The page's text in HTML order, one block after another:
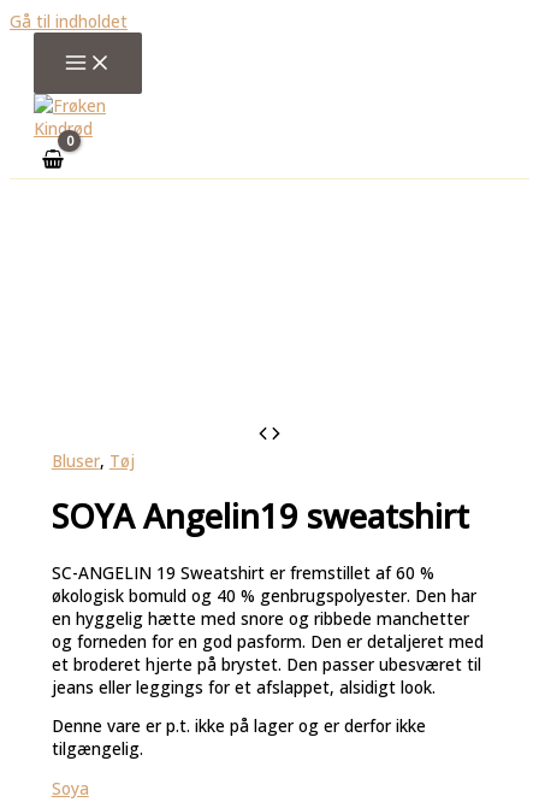
Gå til indholdet
Bluser, Tøj
SOYA Angelin19 sweatshirt
SC-ANGELIN 19 Sweatshirt er fremstillet af 60 %
økologisk bomuld og 40 % genbrugspolyester. Den har
en hyggelig hætte med snore og ribbede manchetter
og forneden for en god pasform. Den er detaljeret med
et broderet hjerte på brystet. Den passer ubesværet til
jeans eller leggings for et afslappet, alsidigt look.
Denne vare er p.t. ikke på lager og er derfor ikke
tilgængelig.
Soya